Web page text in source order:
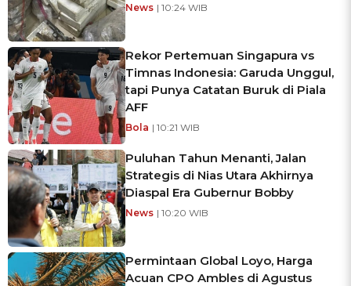
News | 10:24 WIB
Rekor Pertemuan Singapura vs
Timnas Indonesia: Garuda Unggul,
tapi Punya Catatan Buruk di Piala
AFF
Bola | 10:21 WIB
Puluhan Tahun Menanti, Jalan
Strategis di Nias Utara Akhirnya
Diaspal Era Gubernur Bobby
News | 10:20 WIB
Permintaan Global Loyo, Harga
Acuan CPO Ambles di Agustus